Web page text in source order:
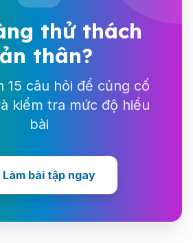
thử thách
thân?
15 câu hỏi để củng cố
kiểm tra mức độ hiểu
bài
Làm bài tập ngay